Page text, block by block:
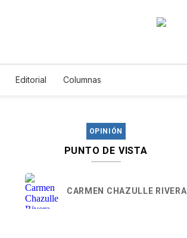
Editorial Columnas
OPINIÓN
PUNTO DE VISTA
CARMEN CHAZULLE RIVERA